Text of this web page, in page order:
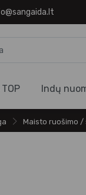
Indų
Maisto ruošimo /